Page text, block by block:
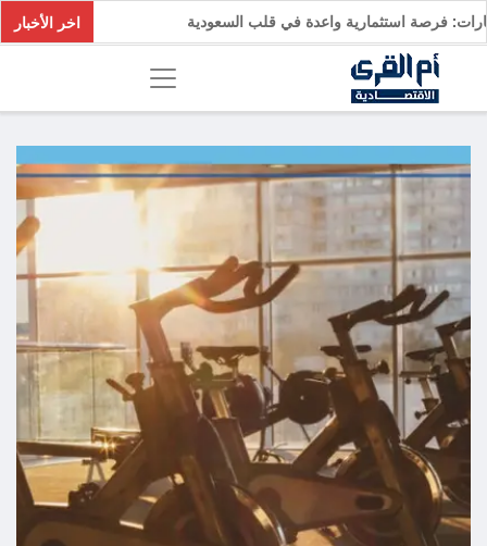
اخر الأخبار فرصة استثمارية واعدة في قلب السعودية